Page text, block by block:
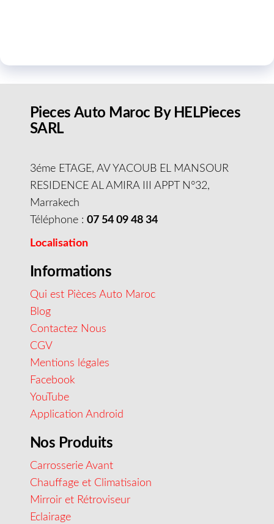
Pieces Auto Maroc By HELPieces
SARL
3éme ETAGE, AV YACOUB EL MANSOUR
RESIDENCE AL AMIRA III APPT N°32,
Marrakech
Téléphone : 07 54 09 48 34
Localisation
Informations
Qui est Pièces Auto Maroc
Blog
Contactez Nous
CGV
Mentions légales
Facebook
YouTube
Application Android
Nos Produits
Carrosserie Avant
Chauffage et Climatisaion
Mirroir et Rétroviseur
Eclairage